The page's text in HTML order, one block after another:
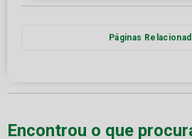
Páginas
Encontrou o que